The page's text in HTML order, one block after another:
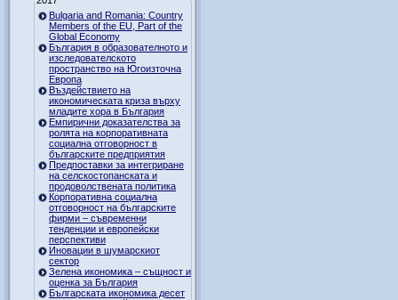
Bulgaria and Romania: Country
Members of the EU, Part of the
Global Economy
България в образователното и
изследователското
пространство на Югоизточна
Европа
Въздействието на
икономическата криза върху
младите хора в България
Емпирични доказателства за
ролята на корпоративната
социална отговорност в
българските предприятия
Предпоставки за интегриране
на селскостопанската и
продоволствената политика
Корпоративна социална
отговорност на българските
фирми – съвременни
тенденции и европейски
перспективи
Иновации в шумарскиот
сектор
Зелена икономика – същност и
оценка за България
Българската икономика десет